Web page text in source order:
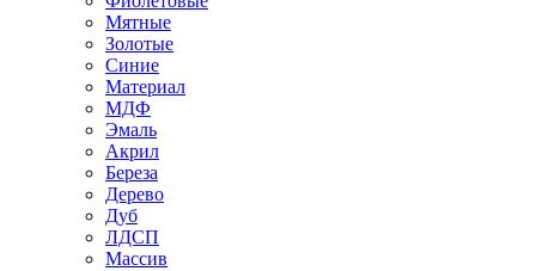
Мятные
Золотые
Синие
Материал
МДФ
Эмаль
Акрил
Береза
Дерево
Дуб
ЛДСП
Массив